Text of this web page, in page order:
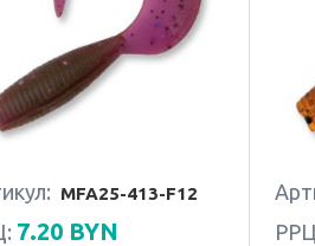
MFA25-413-F12
7.20BYN